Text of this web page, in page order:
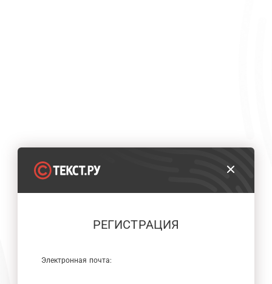
РЕГИСТРАЦИЯ
Электронная почта: